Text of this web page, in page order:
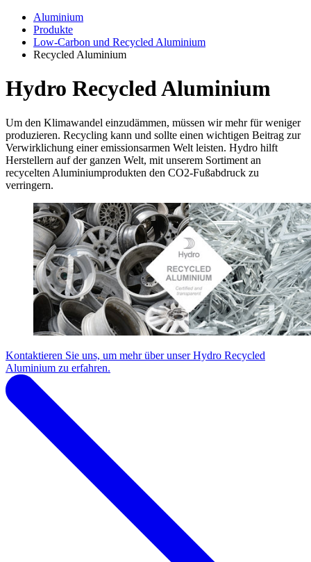
Aluminium
Produkte
Low-Carbon und Recycled Aluminium
Recycled Aluminium
Hydro Recycled Aluminium
Um den Klimawandel einzudämmen, müssen wir mehr für weniger
produzieren. Recycling kann und sollte einen wichtigen Beitrag zur
Verwirklichung einer emissionsarmen Welt leisten. Hydro hilft
Herstellern auf der ganzen Welt, mit unserem Sortiment an
recycelten Aluminiumprodukten den CO2-Fußabdruck zu
verringern.
Kontaktieren Sie uns, um mehr über unser Hydro Recycled
Aluminium zu erfahren.